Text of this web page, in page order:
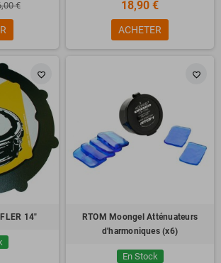
€ 18,90 €
ACHETER
favorite_border
14"
favorite_border
RTOM Moongel Atténuateurs
d'harmoniques (x6)
En Stock